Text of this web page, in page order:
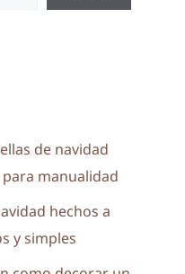
de navidad
manualidad
hechos a
y simples